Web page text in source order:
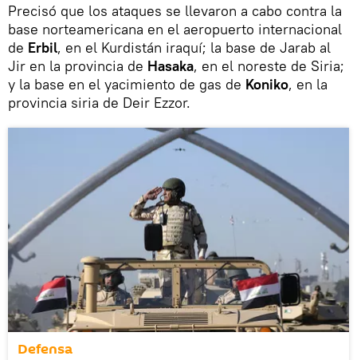
Precisó que los ataques se llevaron a cabo contra la
base norteamericana en el aeropuerto internacional
de Erbil, en el Kurdistán iraquí; la base de Jarab al
Jir en la provincia de Hasaka, en el noreste de Siria;
y la base en el yacimiento de gas de Koniko, en la
provincia siria de Deir Ezzor.
Defensa